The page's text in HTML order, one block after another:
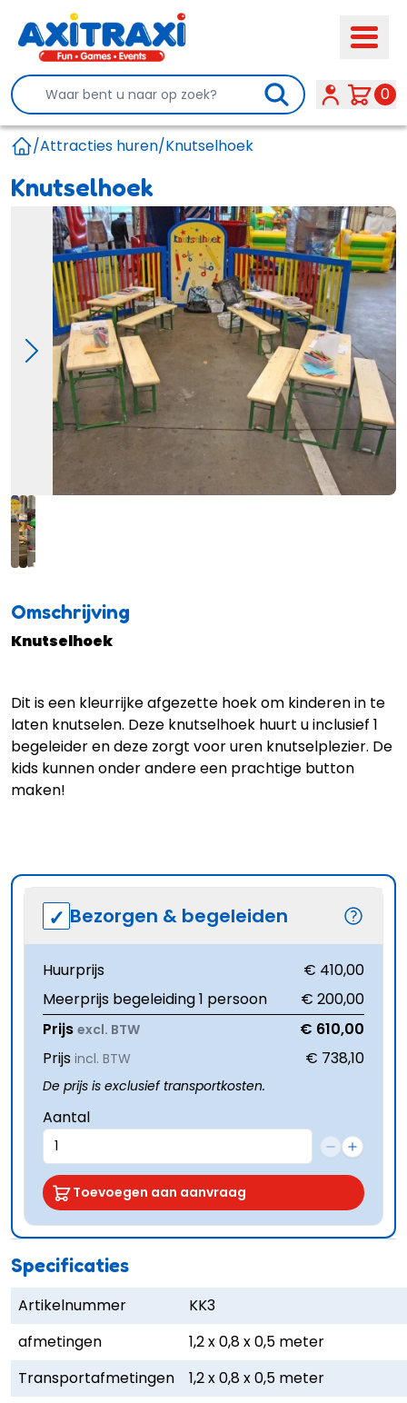
Search 0
/Attracties huren/Knutselhoek
Knutselhoek
Omschrijving
Knutselhoek
Dit is een kleurrijke afgezette hoek om kinderen in te
laten knutselen. Deze knutselhoek huurt u inclusief 1
begeleider en deze zorgt voor uren knutselplezier. De
kids kunnen onder andere een prachtige button
maken!
Bezorgen & begeleiden
Huurprijs
€ 410,00
Meerprijs begeleiding 1 persoon
€ 200,00
Prijs excl. BTW
€ 610,00
Prijs incl. BTW € 738,10
De prijs is exclusief transportkosten.
Aantal
Toevoegen aan aanvraag
Specificaties
Artikelnummer
KK3
afmetingen
1,2 x 0,8 x 0,5 meter
Transportafmetingen
1,2 x 0,8 x 0,5 meter